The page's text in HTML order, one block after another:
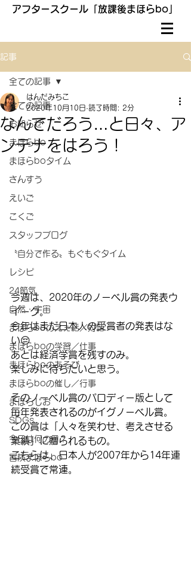
アフタースクール「放課後まほらbo」
記事
全ての記事
お知らせ
まほらbo
まほらboタイム
さんすう
えいご
こくご
スタッフブログ
〝自分で作る〟もぐもぐタイム
レシピ
24節気
自然・宇宙
まほらboのえぇ話／対話
まほらboの学習／仕事
まほらboのあそび
まほらboの催し／行事
まほらじお
SDGs
今日は何の日？
冒険まほらbo
全ての記事
なんでだろう…と日々、ア
ンテナをはろう！
はんだみちこ
2020年10月10日 読了時間: 2分
今週は、2020年のノーベル賞の発表ウ
イーク。
今年はまだ日本人の受賞者の発表はな
い😔
あとは経済学賞を残すのみ。
楽しみに待ちたいと思う。
そのノーベル賞のパロディー版として
毎年発表されるのがイグノーベル賞。
この賞は「人々を笑わせ、考えさせる
業績」に贈られるもの。
こちらは、日本人が2007年から14年連
続受賞で常連。